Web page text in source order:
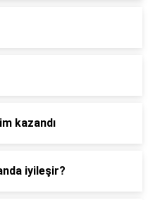
kazandı
iyileşir?